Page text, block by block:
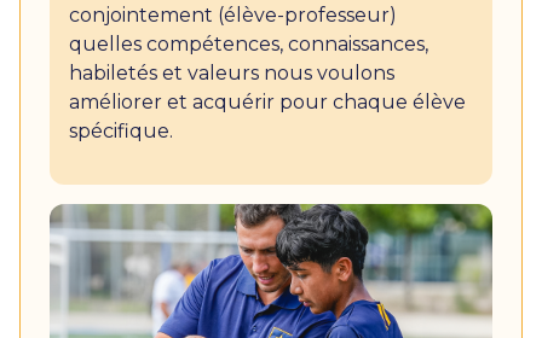
conjointement (élève-professeur)
quelles compétences, connaissances,
habiletés et valeurs nous voulons
améliorer et acquérir pour chaque élève
spécifique.